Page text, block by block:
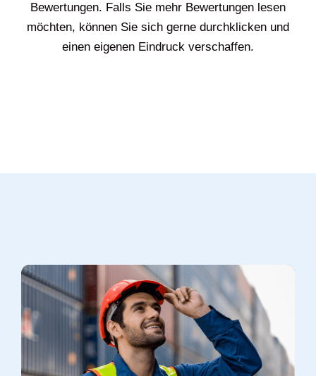
Bewertungen. Falls Sie mehr Bewertungen lesen
möchten, können Sie sich gerne durchklicken und
einen eigenen Eindruck verschaffen.